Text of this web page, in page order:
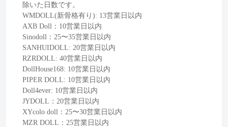
除いた日数です。
WMDOLL(新骨格有り): 13営業日以内
AXB Doll：10営業日以内
Sinodoll：25〜35営業日以内
SANHUIDOLL: 20営業日以内
RZRDOLL: 40営業日以内
DollHouse168: 10営業日以内
PIPER DOLL: 10営業日以内
Doll4ever: 10営業日以内
JYDOLL：20営業日以内
XYcolo doll：25〜30営業日以内
MZR DOLL：25営業日以内